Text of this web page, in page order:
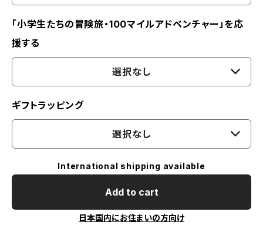
「小学生たちの冒険旅・100マイルアドベンチャー」を応
援する
選択なし
ギフトラッピング
選択なし
International shipping available
Add to cart
日本国内にお住まいの方向け